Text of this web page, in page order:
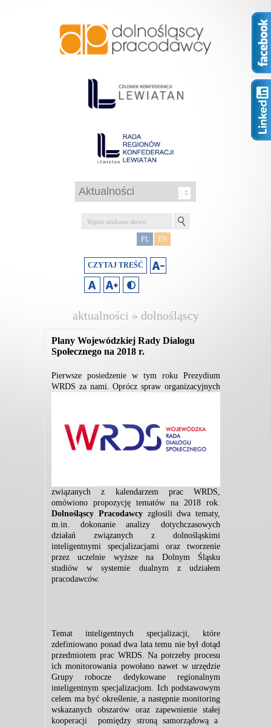
PL EN
CZYTAJ TREŚĆ
aktualności » dolnośląscy
Plany Wojewódzkiej Rady Dialogu
Społecznego na 2018 r.
Pierwsze posiedzenie w tym roku Prezydium
WRDS za nami. Oprócz spraw organizacyjnych
związanych z kalendarzem prac WRDS,
omówiono propozycję tematów na 2018 rok.
Dolnośląscy Pracodawcyzgłosili dwa tematy,
m.in. dokonanie analizy dotychczasowych
działań związanych z dolnośląskimi
inteligentnymi specjalizacjami oraz tworzenie
przez uczelnie wyższe na Dolnym Śląsku
studiów w systemie dualnym z udziałem
pracodawców.
Temat inteligentnych specjalizacji, które
zdefiniowano ponad dwa lata temu nie był dotąd
przedmiotem prac WRDS. Na potrzeby procesu
ich monitorowania powołano nawet w urzędzie
Grupy robocze dedykowane regionalnym
inteligentnym specjalizacjom. Ich podstawowym
celem ma być określenie, a następnie monitoring
wskazanych obszarów oraz zapewnienie stałej
kooperacji pomiędzy stroną samorządową a